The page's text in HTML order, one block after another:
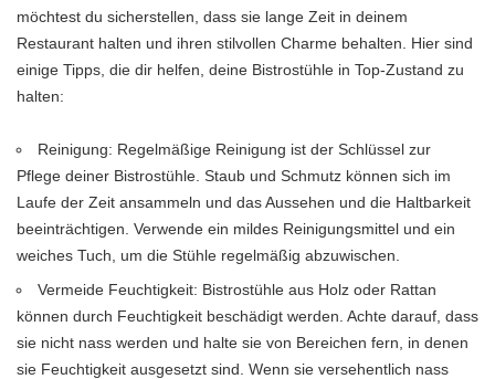
möchtest du sicherstellen, dass sie lange Zeit in deinem
Restaurant halten und ihren stilvollen Charme behalten. Hier sind
einige Tipps, die dir helfen, deine Bistrostühle in Top-Zustand zu
halten:
Reinigung: Regelmäßige Reinigung ist der Schlüssel zur
Pflege deiner Bistrostühle. Staub und Schmutz können sich im
Laufe der Zeit ansammeln und das Aussehen und die Haltbarkeit
beeinträchtigen. Verwende ein mildes Reinigungsmittel und ein
weiches Tuch, um die Stühle regelmäßig abzuwischen.
Vermeide Feuchtigkeit: Bistrostühle aus Holz oder Rattan
können durch Feuchtigkeit beschädigt werden. Achte darauf, dass
sie nicht nass werden und halte sie von Bereichen fern, in denen
sie Feuchtigkeit ausgesetzt sind. Wenn sie versehentlich nass